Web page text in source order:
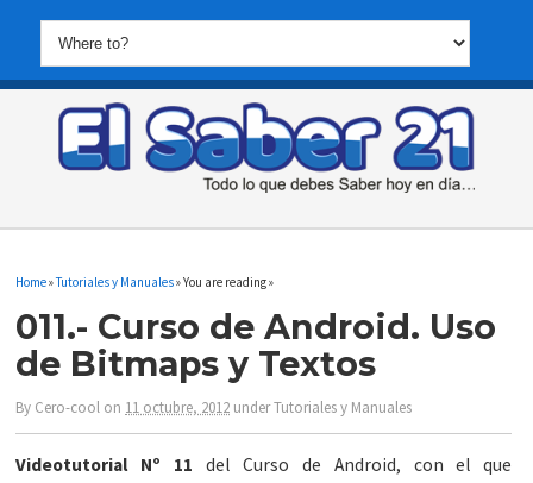
Home»Tutoriales y Manuales» You are reading »
011.- Curso de Android. Uso
de Bitmaps y Textos
By Cero-cool on 11 octubre, 2012 underTutoriales y Manuales
Videotutorial Nº 11 del Curso de Android, con el que